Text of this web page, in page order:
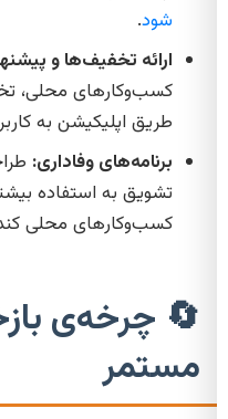
شود.
ارائه تخفیف‌ها و
کسب‌وکارهای محلی،
طریق اپلیکیشن به
برنامه‌های وفاداری:
تشویق به استفاده
کسب‌وکارهای محلی
🔄 چرخه‌ی
مستمر